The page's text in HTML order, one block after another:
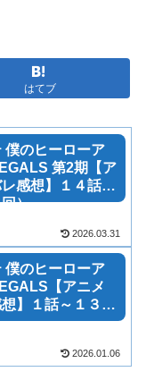
はてブ
僕のヒーローア
第2期【ア
感想】１４話～
）
2026.03.31
僕のヒーローア
【アニメ
】１話～１３話
2026.01.06